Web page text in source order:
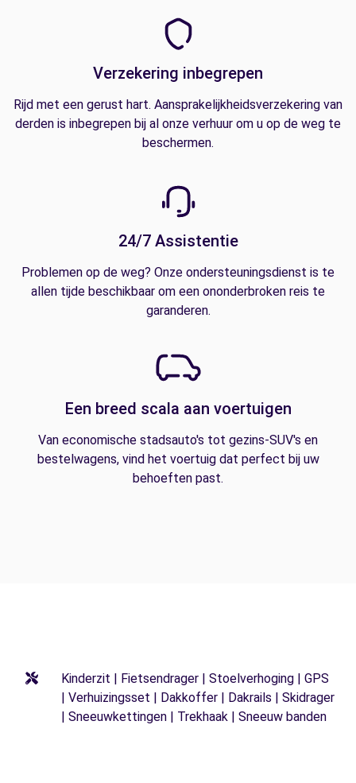
Verzekering inbegrepen
Rijd met een gerust hart. Aansprakelijkheidsverzekering van
derden is inbegrepen bij al onze verhuur om u op de weg te
beschermen.
24/7 Assistentie
Problemen op de weg? Onze ondersteuningsdienst is te
allen tijde beschikbaar om een ononderbroken reis te
garanderen.
Een breed scala aan voertuigen
Van economische stadsauto's tot gezins-SUV's en
bestelwagens, vind het voertuig dat perfect bij uw
behoeften past.
Kinderzit | Fietsendrager | Stoelverhoging | GPS
| Verhuizingsset | Dakkoffer | Dakrails | Skidrager
| Sneeuwkettingen | Trekhaak | Sneeuw banden